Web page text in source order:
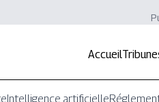
Accueil
Intelligence artificielle